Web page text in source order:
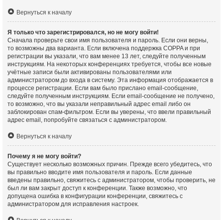
Вернуться к началу
Я только что зарегистрировался, но не могу войти!
Сначала проверьте свои имя пользователя и пароль. Если они верны,
то возможны два варианта. Если включена поддержка COPPA и при
регистрации вы указали, что вам менее 13 лет, следуйте полученным
инструкциям. На некоторых конференциях требуется, чтобы все новые
учётные записи были активированы пользователями или
администратором до входа в систему. Эта информация отображается в
процессе регистрации. Если вам было прислано email-сообщение,
следуйте полученным инструкциям. Если email-сообщение не получено,
то возможно, что вы указали неправильный адрес email либо он
заблокирован спам-фильтром. Если вы уверены, что ввели правильный
адрес email, попробуйте связаться с администратором.
Вернуться к началу
Почему я не могу войти?
Существует несколько возможных причин. Прежде всего убедитесь, что
вы правильно вводите имя пользователя и пароль. Если данные
введены правильно, свяжитесь с администратором, чтобы проверить, не
был ли вам закрыт доступ к конференции. Также возможно, что
допущена ошибка в конфигурации конференции, свяжитесь с
администратором для исправления настроек.